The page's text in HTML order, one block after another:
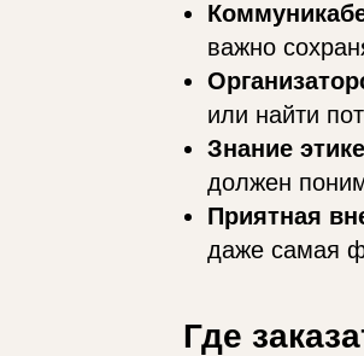
важно
или найти
Знание
должен
Приятная
даже самая
Где